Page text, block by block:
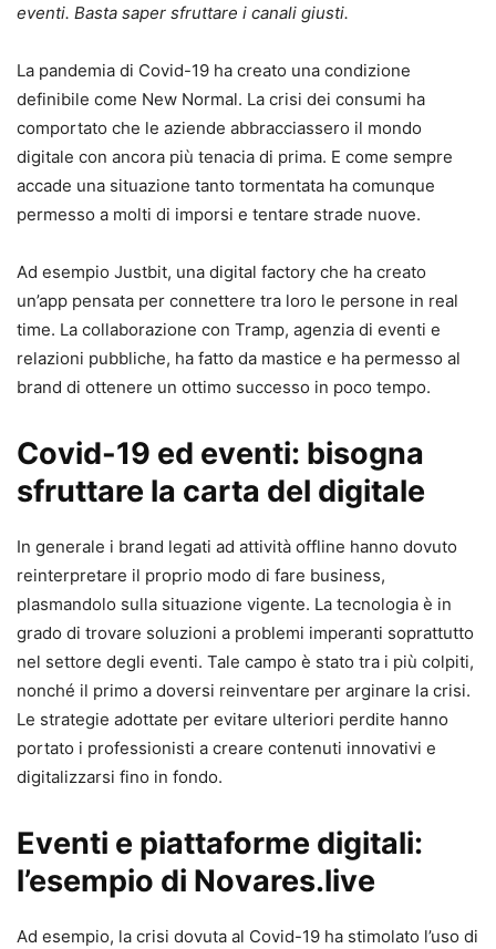
eventi. Basta saper sfruttare i canali giusti.
La pandemia di Covid-19 ha creato una condizione
definibile come New Normal. La crisi dei consumi ha
comportato che le aziende abbracciassero il mondo
digitale con ancora più tenacia di prima. E come sempre
accade una situazione tanto tormentata ha comunque
permesso a molti di imporsi e tentare strade nuove.
Ad esempio Justbit, una digital factory che ha creato
un’app pensata per connettere tra loro le persone in real
time. La collaborazione con Tramp, agenzia di eventi e
relazioni pubbliche, ha fatto da mastice e ha permesso al
brand di ottenere un ottimo successo in poco tempo.
Covid-19 ed eventi: bisogna
sfruttare la carta del digitale
In generale i brand legati ad attività offline hanno dovuto
reinterpretare il proprio modo di fare business,
plasmandolo sulla situazione vigente. La tecnologia è in
grado di trovare soluzioni a problemi imperanti soprattutto
nel settore degli eventi. Tale campo è stato tra i più colpiti,
nonché il primo a doversi reinventare per arginare la crisi.
Le strategie adottate per evitare ulteriori perdite hanno
portato i professionisti a creare contenuti innovativi e
digitalizzarsi fino in fondo.
Eventi e piattaforme digitali:
l’esempio di Novares.live
Ad esempio, la crisi dovuta al Covid-19 ha stimolato l’uso di